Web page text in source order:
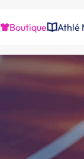
Boutique Athlé